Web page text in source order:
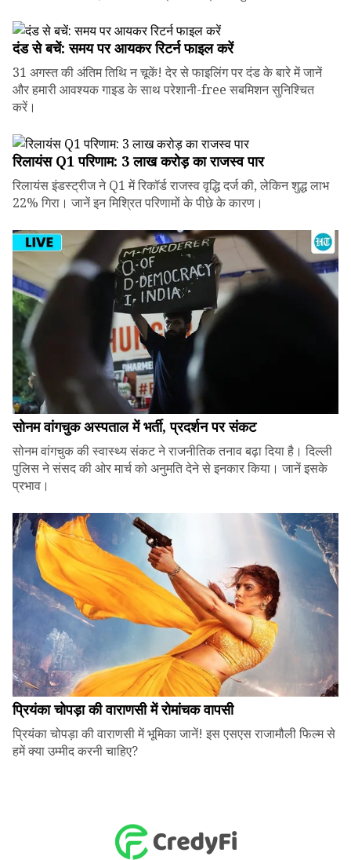
दंड से बचें: समय पर आयकर रिटर्न फाइल करें
31 अगस्त की अंतिम तिथि न चूकें! देर से फाइलिंग पर दंड के बारे में जानें
और हमारी आवश्यक गाइड के साथ परेशानी-free सबमिशन सुनिश्चित
करें।
रिलायंस Q1 परिणाम: ₹3 लाख करोड़ का राजस्व पार
रिलायंस इंडस्ट्रीज ने Q1 में रिकॉर्ड राजस्व वृद्धि दर्ज की, लेकिन शुद्ध लाभ
22% गिरा। जानें इन मिश्रित परिणामों के पीछे के कारण।
सोनम वांगचुक अस्पताल में भर्ती, प्रदर्शन पर संकट
सोनम वांगचुक की स्वास्थ्य संकट ने राजनीतिक तनाव बढ़ा दिया है। दिल्ली
पुलिस ने संसद की ओर मार्च को अनुमति देने से इनकार किया। जानें इसके
प्रभाव।
प्रियंका चोपड़ा की वाराणसी में रोमांचक वापसी
प्रियंका चोपड़ा की वाराणसी में भूमिका जानें! इस एसएस राजामौली फिल्म से
हमें क्या उम्मीद करनी चाहिए?